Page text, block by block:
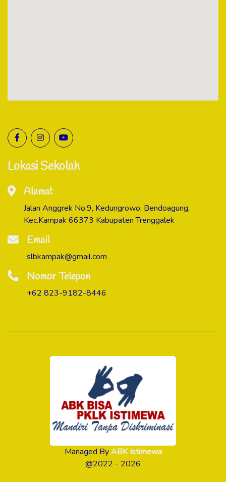
Lokasi Sekolah
Alamat
Jalan Anggrek No.9, Kedungrowo, Bendoagung,
Kec.Kampak 66373 Kabupaten Trenggalek
Email
slbkampak@gmail.com
Nomor Telepon
+62 823-9182-8446
Managed ByABK Istimewa
@2022 - 2026